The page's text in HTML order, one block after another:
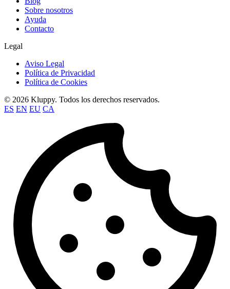
Sobre nosotros
Ayuda
Contacto
Legal
Aviso Legal
Política de Privacidad
Política de Cookies
© 2026 Kluppy. Todos los derechos reservados.
ES EN EU CA